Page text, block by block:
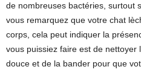
de nombreuses bactéries, surtout
vous remarquez que votre chat
corps, cela peut indiquer la
vous puissiez faire est de nettoyer
douce et de la bander pour que